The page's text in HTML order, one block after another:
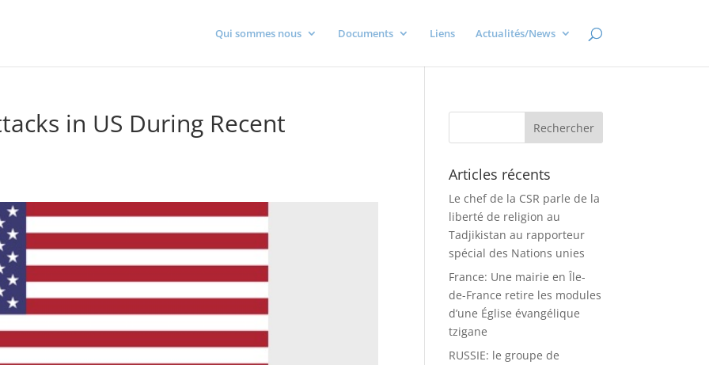
Qui sommes nous Documents Liens Actualités/News
in US During Recent
Articles récents
Le chef de la CSR parle de la
liberté de religion au
Tadjikistan au rapporteur
spécial des Nations unies
France: Une mairie en Île-
de-France retire les modules
d’une Église évangélique
tzigane
RUSSIE: le groupe de